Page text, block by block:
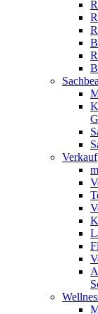
Verkauf